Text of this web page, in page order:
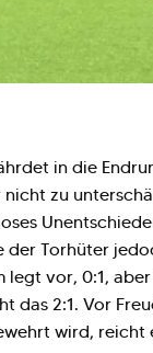
in die
zu
Torhüter
vor, 0:1,
das 2:1. Vor
wird,